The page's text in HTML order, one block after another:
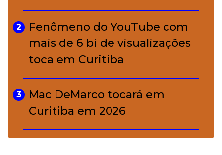
A ciência por trás da skincare: a
função de cada ativo
2
Fenômeno do YouTube com
mais de 6 bi de visualizações
toca em Curitiba
3
Mac DeMarco tocará em
Curitiba em 2026